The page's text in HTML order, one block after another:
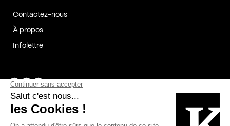
Contactez-nous
À propos
Infolettre
Page Facebook de Kollectif
Page Instagram de Kollectif
Page Linkedin de Kollectif